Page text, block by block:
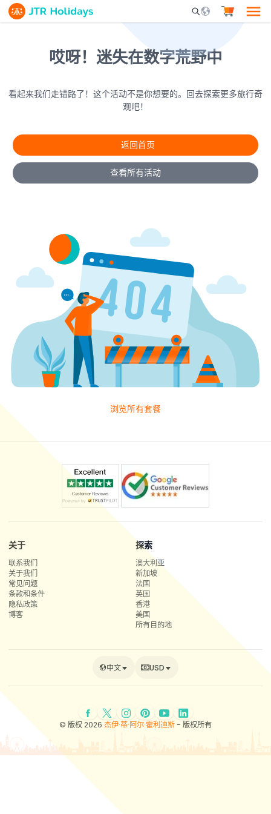
Mobile Search
哎呀！迷失在数字荒野中
看起来我们走错路了！这个活动不是你想要的。回去探索更多旅行奇
观吧！
返回首页
查看所有活动
浏览所有套餐
关于
联系我们
关于我们
常见问题
条款和条件
隐私政策
博客
探索
澳大利亚
新加坡
法国
英国
香港
美国
所有目的地
中文 USD
© 版权 2026 杰伊·蒂·阿尔·霍利迪斯- 版权所有